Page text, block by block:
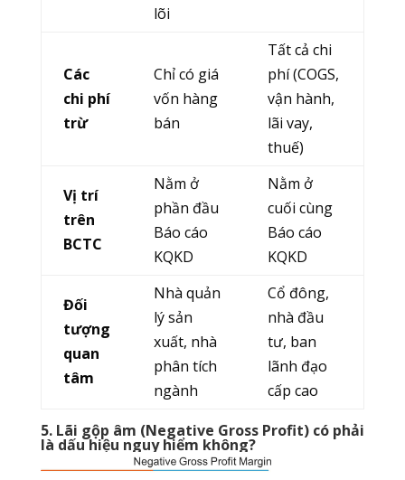
lõi
Các
chi phí
trừ
Chỉ có giá
vốn hàng
bán
Tất cả chi
phí (COGS,
vận hành,
lãi vay,
thuế)
Vị trí
trên
BCTC
Nằm ở
phần đầu
Báo cáo
KQKD
Nằm ở
cuối cùng
Báo cáo
KQKD
Đối
tượng
quan
tâm
Nhà quản
lý sản
xuất, nhà
phân tích
ngành
Cổ đông,
nhà đầu
tư, ban
lãnh đạo
cấp cao
5. Lãi gộp âm (Negative Gross Profit) có phải
là dấu hiệu nguy hiểm không?